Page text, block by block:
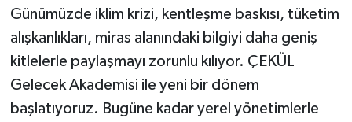
Günümüzde iklim krizi, kentleşme baskısı, tüketim
alışkanlıkları, miras alanındaki bilgiyi daha geniş
kitlelerle paylaşmayı zorunlu kılıyor. ÇEKÜL
Gelecek Akademisi ile yeni bir dönem
başlatıyoruz. Bugüne kadar yerel yönetimlerle